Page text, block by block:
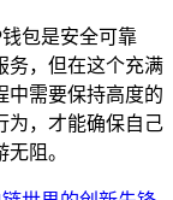
包是安全可靠
务，但在这个充满
中需要保持高度的
为，才能确保自己
阻。